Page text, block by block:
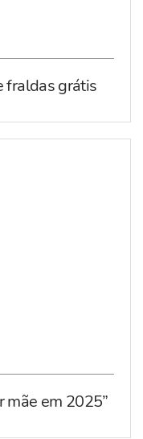
fraldas grátis
mãe em 2025”